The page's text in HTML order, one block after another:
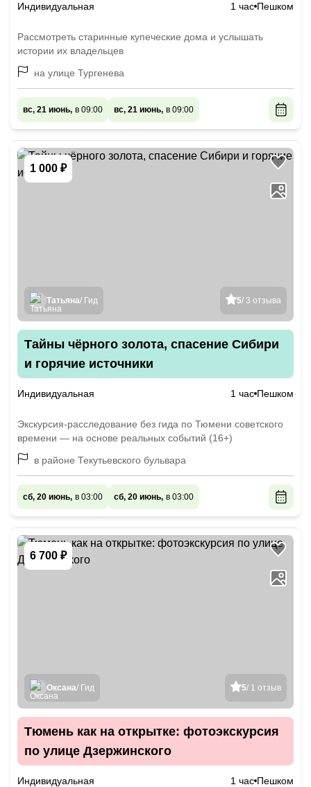
Индивидуальная 1 час Пешком
Рассмотреть старинные купеческие дома и услышать
истории их владельцев
на улице Тургенева
вс, 21 июнь, в 09:00 вс, 21 июнь, в 09:00
1 000 ₽
5/ 3 отзыва
Татьяна/ Гид
Тайны чёрного золота, спасение Сибири
и горячие источники
Индивидуальная 1 час Пешком
Экскурсия-расследование без гида по Тюмени советского
времени — на основе реальных событий (16+)
в районе Текутьевского бульвара
сб, 20 июнь, в 03:00 сб, 20 июнь, в 03:00
6 700 ₽
5/ 1 отзыв
Оксана/ Гид
Тюмень как на открытке: фотоэкскурсия
по улице Дзержинского
Индивидуальная 1 час Пешком